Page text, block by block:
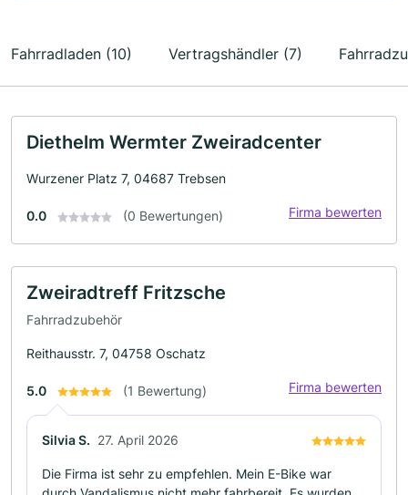
Fahrradladen (10) Vertragshändler (7)
Diethelm Wermter Zweiradcenter
Wurzener Platz 7, 04687 Trebsen
0.0 (0 Bewertungen) Firma bewerten
Zweiradtreff Fritzsche
Fahrradzubehör
Reithausstr. 7, 04758 Oschatz
5.0 (1 Bewertung) Firma bewerten
Silvia S. 27. April 2026
Die Firma ist sehr zu empfehlen. Mein E-Bike war